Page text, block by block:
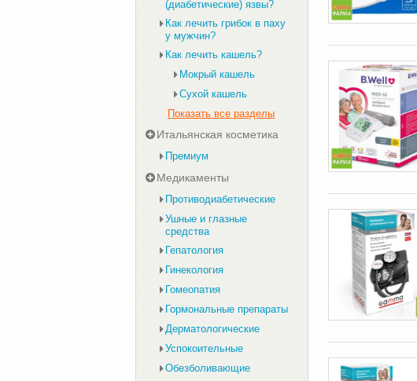
(диабетические) язвы?
Как лечить грибок в паху
у мужчин?
Как лечить кашель?
Мокрый кашель
Сухой кашель
Показать все разделы
Итальянская косметика
Премиум
Медикаменты
Противодиабетические
Ушные и глазные
средства
Гепатология
Гинекология
Гомеопатия
Гормональные препараты
Дерматологические
Успокоительные
Обезболивающие